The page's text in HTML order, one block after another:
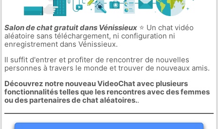
Salon de chat gratuit dans Vénissieux⭐ Un chat vidéo
aléatoire sans téléchargement, ni configuration ni
enregistrement dans Vénissieux.
Il suffit d'entrer et profiter de rencontrer de nouvelles
personnes à travers le monde et trouver de nouveaux amis.
Découvrez notre nouveau VideoChat avec plusieurs
fonctionnalités telles que les rencontres avec des femmes
ou des partenaires de chat aléatoires..